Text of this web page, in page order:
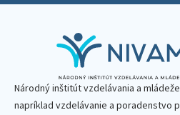
Národný inštitút vzdelávania a
napríklad vzdelávanie a poradenstvo